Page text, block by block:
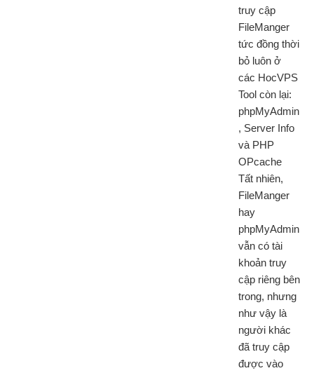
truy cập
FileManger
tức đồng thời
bỏ luôn ở
các HocVPS
Tool còn lại:
phpMyAdmin
, Server Info
và PHP
OPcache
Tất nhiên,
FileManger
hay
phpMyAdmin
vẫn có tài
khoản truy
cập riêng bên
trong, nhưng
như vậy là
người khác
đã truy cập
được vào